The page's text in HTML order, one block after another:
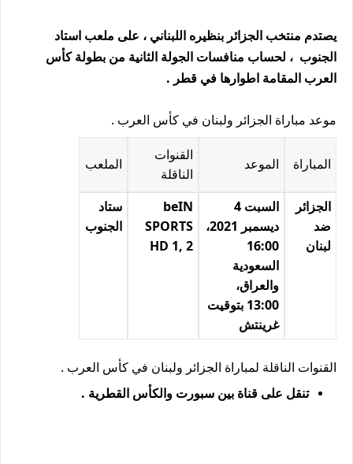
يصتدم منتخب الجزائر بنظيره اللبناني ، على ملعب استاد
الجنوب ، لحساب منافسات الجولة الثانية من بطولة كأس
العرب المقامة اطوارها في قطر .
موعد مباراة الجزائر ولبنان في كأس العرب .
المباراة الموعد
القنوات
الناقلة
الملعب
الجزائر
ضد
لبنان
السبت 4
ديسمبر 2021،
16:00
السعودية
والعراق،
13:00 بتوقيت
غرينتش
beIN
SPORTS
HD 1, 2
ستاد
الجنوب
القنوات الناقلة لمباراة الجزائر ولبنان في كأس العرب .
تنقل على قناة بين سبورت والكأس القطرية .